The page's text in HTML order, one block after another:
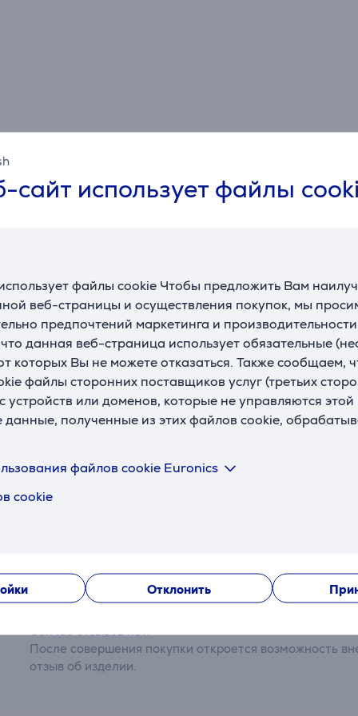
сайт использует файлы
файлы cookie Чтобы предложить Вам
веб-страницы и осуществления покупок, мы
предпочтений маркетинга и
данная веб-страница использует обязательные
которых Вы не можете отказаться. Также сообщаем,
файлы сторонних поставщиков услуг (третьих
устройств или доменов, которые не управляются
данные, полученные из этих файлов cookie,
файлов cookie Euronics
cookie
Отклонить
Спецификация
Скорость передачи
данных
5 Gbps
Общий параметр
Производитель
Hama
Цвет
черный
Сейчас отзывов нет.
После совершения покупки откроется возможность
отзыв об изделии.